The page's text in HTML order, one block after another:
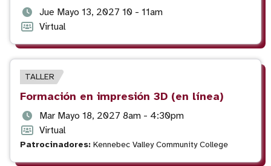
evento
Fecha
y
hora
del
evento
Jue Mayo 13, 2027 10 - 11am
Formato
del
evento
Virtual
TIPO
DE
TALLER
Título
del
evento
Formación en impresión 3D (en línea)
Fecha
y
hora
del
Mar Mayo 18, 2027 8am - 4:30pm
Formato
del
evento
Virtual
Patrocinadores: Kennebec Valley Community College